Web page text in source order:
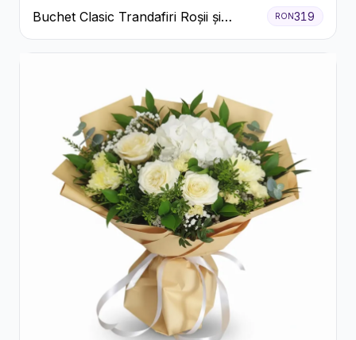
Buchet Clasic Trandafiri Roșii și
Eucalipt
RON319